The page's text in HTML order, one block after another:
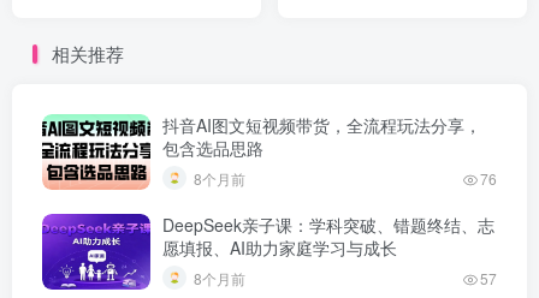
相关推荐
抖音AI图文短视频带货，全流程玩法分享，
包含选品思路
8个月前 76
DeepSeek亲子课：学科突破、错题终结、志
愿填报、AI助力家庭学习与成长
8个月前 57